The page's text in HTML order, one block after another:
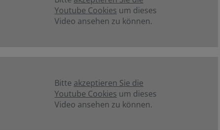
Youtube Cookies um dieses
Video ansehen zu können.
Bitte akzeptieren Sie die
Youtube Cookies um dieses
Video ansehen zu können.